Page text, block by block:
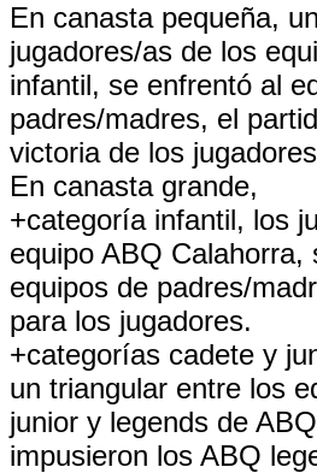
En canasta pequeña,
jugadores/as de los
infantil, se enfrentó al
padres/madres, el
victoria de los
En canasta grande,
+categoría infantil, los
equipo ABQ Calahorra,
equipos de padres/
para los jugadores.
+categorías cadete y
un triangular entre los
junior y legends de
impusieron los ABQ